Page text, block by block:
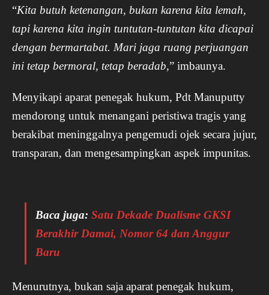
“Kita butuh ketenangan, bukan karena kita lemah,
tapi karena kita ingin tuntutan-tuntutan kita dicapai
dengan bermartabat. Mari jaga ruang perjuangan
ini tetap bermoral, tetap beradab,” imbaunya.
Menyikapi aparat penegak hukum, Pdt Manuputty
mendorong untuk menangani peristiwa tragis yang
berakibat meninggalnya pengemudi ojek secara jujur,
transparan, dan mengesampingkan aspek impunitas.
Baca juga: Satu Dekade Dualisme GKSI
Berakhir Damai, Nomor 64 dan Anggur
Baru
Menurutnya, bukan saja aparat penegak hukum,